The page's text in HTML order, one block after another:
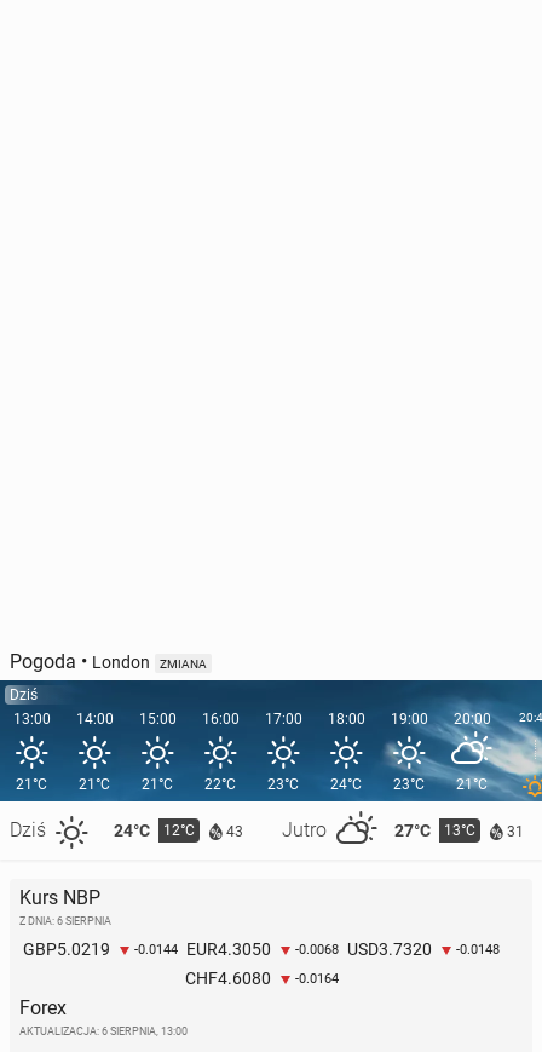
Pogoda • London ZMIANA
Dziś
13:00
21°C
Dziś 24°C 12°C 43 Jutro 27°C 13°C 31
14:00
21°C
15:00
21°C
16:00
22°C
17:00
23°C
18:00
24°C
19:00
23°C
20:00
21°C
Kurs NBP
Z DNIA: 6 SIERPNIA
GBP5.0219 -0.0144 EUR4.3050 -0.0068 USD3.7320 -0.0148
CHF4.6080 -0.0164
Forex
AKTUALIZACJA: 6 SIERPNIA, 13:00